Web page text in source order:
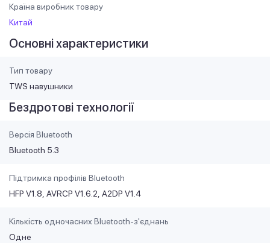
Країна виробник товару
Китай
Основні характеристики
Тип товару
TWS навушники
Бездротові технології
Версія Bluetooth
Bluetooth 5.3
Підтримка профілів Bluetooth
HFP V1.8 AVRCP V1.6.2 A2DP V1.4
Кількість одночасних Bluetooth-з'єднань
Одне